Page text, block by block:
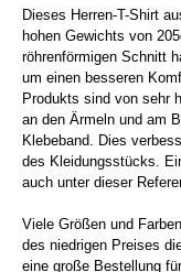
Dieses Herren-T-Shirt
hohen Gewichts von
röhrenförmigen Schnitt
um einen besseren
Produkts sind von sehr
an den Ärmeln und am
Klebeband. Dies
des Kleidungsstücks.
auch unter dieser
Viele Größen und
des niedrigen Preises
eine große Bestellung